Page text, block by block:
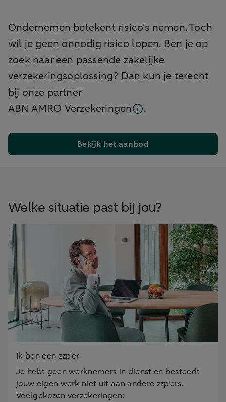
Ondernemen betekent risico's nemen. Toch
wil je geen onnodig risico lopen. Ben je op
zoek naar een passende zakelijke
verzekeringsoplossing? Dan kun je terecht
bij onze partner
ABN AMRO Verzekeringen
.
Bekijk het aanbod
Welke situatie past bij jou?
Ik ben een zzp'er
Je hebt geen werknemers in dienst en besteedt
jouw eigen werk niet uit aan andere zzp'ers.
Veelgekozen verzekeringen: